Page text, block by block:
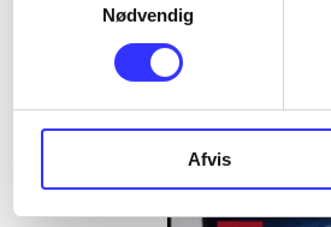
Nødvendig
Afvis